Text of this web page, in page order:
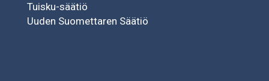
Tuisku-säätiö
Uuden Suomettaren Säätiö